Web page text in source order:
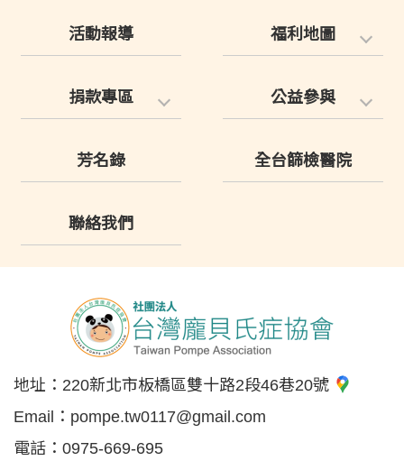
活動報導 福利地圖
捐款專區 公益參與
芳名錄 全台篩檢醫院
聯絡我們
地址： 220新北市板橋區雙十路2段46巷20號
Email： pompe.tw0117@gmail.com
電話： 0975-669-695